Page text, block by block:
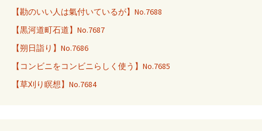
【勘のいい人は氣付いているが】No.7688
【黒河道町石道】No.7687
【朔日詣り】No.7686
【コンビニをコンビニらしく使う】No.7685
【草刈り瞑想】No.7684